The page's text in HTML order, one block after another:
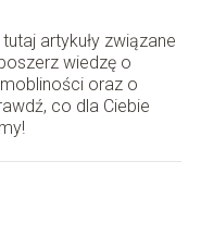
artykuły związane
wiedzę o
oraz o
co dla Ciebie